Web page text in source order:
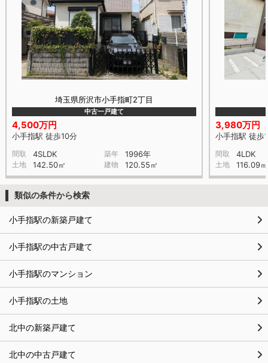
埼玉県所沢市小手指町2丁目
中古一戸建て
4,500万円
小手指駅 徒歩10分
間取 4SLDK 築年 1996年
土地 142.50㎡ 建物 120.55㎡
3,980万円
小手指駅 徒歩
間取 4LDK
土地 116.09㎡
類似の条件から検索
小手指駅の新築戸建て
小手指駅の中古戸建て
小手指駅のマンション
小手指駅の土地
北中の新築戸建て
北中の中古戸建て